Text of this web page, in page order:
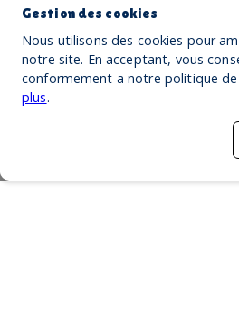
Gestion des cookies
Nous utilisons des cookies pour
notre site. En acceptant, vous
conformement a notre politique
plus.